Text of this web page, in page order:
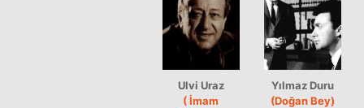
Ulvi Uraz
( İmam
Yılmaz Duru
(Doğan Bey)